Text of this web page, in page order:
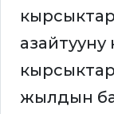
жылдын